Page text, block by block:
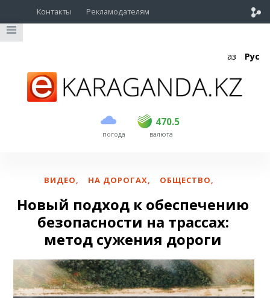
Контакты Рекламодателям
Қаз Рус
погода
470.5
USD 468.5 470.5
EUR валюта
ВИДЕО, НА ДОРОГАХ, ОБЩЕСТВО,
Новый подход к обеспечению
безопасности на трассах:
метод сужения дороги